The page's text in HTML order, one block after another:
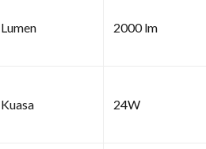
Lumen 2000 lm
Kuasa 24W